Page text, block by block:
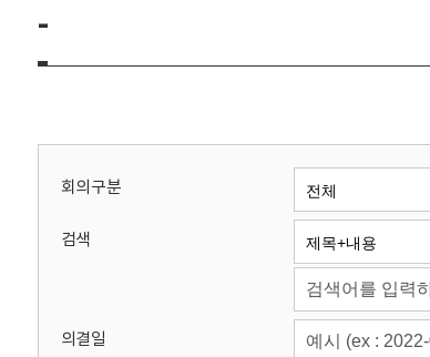
위
회
-
회의구분
검색
의결일